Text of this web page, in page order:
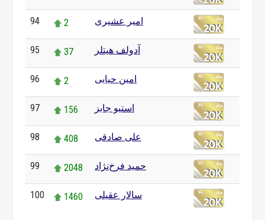
94 2 امیر عشیری
95 37 آدولف هیتلر
96 2 امین حیایی
97 156 استیو جابز
98 408 علی صادقی
99 2048 حمید فرخ‌نژاد
100 1460 سالار عقیلی